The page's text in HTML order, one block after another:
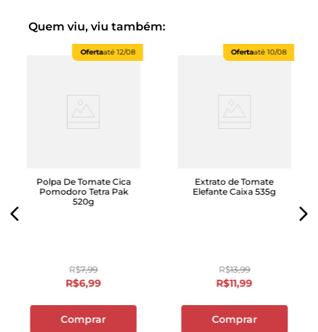
Quem viu, viu também:
Ofertaaté12/08
Polpa De Tomate Cica
Pomodoro Tetra Pak
520g
R$7,99
R$6,99
Comprar
Ofertaaté10/08
Extrato de Tomate
Elefante Caixa 535g
R$13,99
R$11,99
Comprar